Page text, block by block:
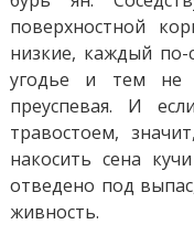
поверхностной
низкие, каждый по-
угодье и тем не
преуспевая. И
травостоем,
накосить сена
отведено под
живность.